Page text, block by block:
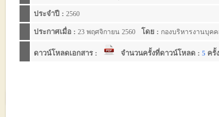
ประจำปี : 2560
ประกาศเมื่อ : 23 พฤศจิกายน 2560 โดย : กองบริหารงานบุค
ดาวน์โหลดเอกสาร : จำนวนครั้งที่ดาวน์โหลด : 5 ครั้ง